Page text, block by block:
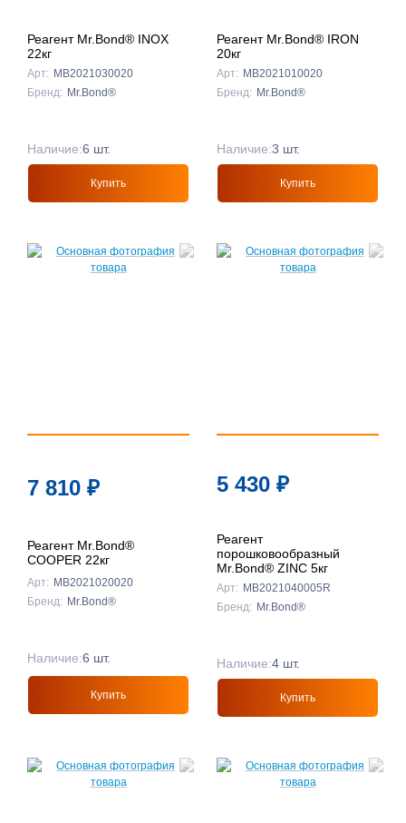
Реагент Mr.Bond® INOX
22кг
Арт: MB2021030020
Бренд: Mr.Bond®
Наличие:6 шт.
Купить
Реагент Mr.Bond® IRON
20кг
Арт: MB2021010020
Бренд: Mr.Bond®
Наличие:3 шт.
Купить
7 810 ₽
Реагент Mr.Bond®
COOPER 22кг
Арт: MB2021020020
Бренд: Mr.Bond®
Наличие:6 шт.
Купить
5 430 ₽
Реагент
порошковообразный
Mr.Bond® ZINC 5кг
Арт: MB2021040005R
Бренд: Mr.Bond®
Наличие:4 шт.
Купить